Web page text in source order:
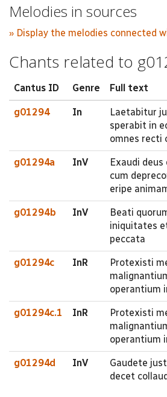
Melodies in sources
» Display the melodies connected
Chants related to
Cantus ID Genre Full text
g01294 In
Laetabitur
sperabit in
omnes recti
g01294a InV
Exaudi
cum
eripe
g01294b InV
Beati
iniquitates
peccata
g01294c InR
Protexisti
operantium
g01294c.1 InR
Protexisti
operantium
g01294d InV
Gaudete
decet